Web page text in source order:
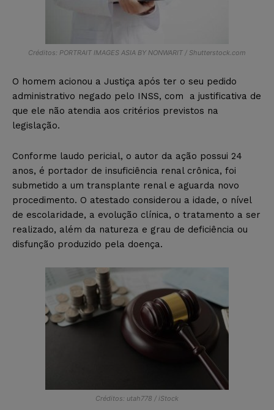
Créditos: PORTRAIT IMAGES ASIA BY NONWARIT / Shutterstock.com
O homem acionou a Justiça após ter o seu pedido
administrativo negado pelo INSS, com a justificativa de
que ele não atendia aos critérios previstos na
legislação.
Conforme laudo pericial, o autor da ação possui 24
anos, é portador de insuficiência renal crônica, foi
submetido a um transplante renal e aguarda novo
procedimento. O atestado considerou a idade, o nível
de escolaridade, a evolução clínica, o tratamento a ser
realizado, além da natureza e grau de deficiência ou
disfunção produzido pela doença.
Créditos: utah778 / iStock